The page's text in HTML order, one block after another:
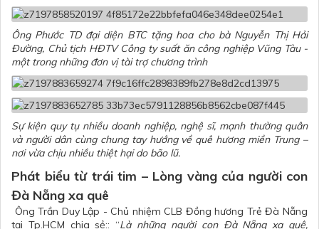
Ông Phước TD đại diện BTC tặng hoa cho bà Nguyễn Thị Hải
Đường, Chủ tịch HĐTV Công ty suất ăn công nghiệp Vũng Tàu -
một trong những đơn vị tài trợ chương trình
Sự kiện quy tụ nhiều doanh nghiệp, nghệ sĩ, mạnh thường quân
và người dân cùng chung tay hướng về quê hương miền Trung –
nơi vừa chịu nhiều thiệt hại do bão lũ.
Phát biểu từ trái tim – Lòng vàng của người con
Đà Nẵng xa quê
Ông Trần Duy Lập - Chủ nhiệm CLB Đồng hương Trẻ Đà Nẵng
tại Tp.HCM chia sẻ:: “Là những người con Đà Nẵng xa quê,